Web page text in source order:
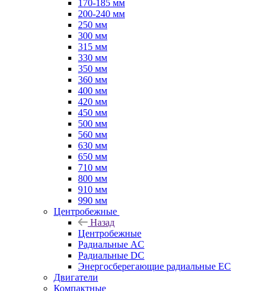
170-185 мм
200-240 мм
250 мм
300 мм
315 мм
330 мм
350 мм
360 мм
400 мм
420 мм
450 мм
500 мм
560 мм
630 мм
650 мм
710 мм
800 мм
910 мм
990 мм
Центробежные
Назад
Центробежные
Радиальные AC
Радиальные DC
Энергосберегающие радиальные EC
Двигатели
Компактные